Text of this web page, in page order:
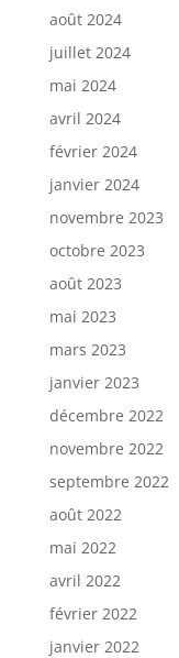
août 2024
juillet 2024
mai 2024
avril 2024
février 2024
janvier 2024
novembre 2023
octobre 2023
août 2023
mai 2023
mars 2023
janvier 2023
décembre 2022
novembre 2022
septembre 2022
août 2022
mai 2022
avril 2022
février 2022
janvier 2022